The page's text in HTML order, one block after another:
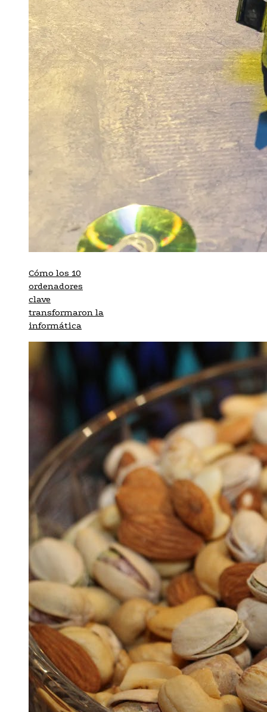
Cómo los 10
ordenadores
clave
transformaron la
informática